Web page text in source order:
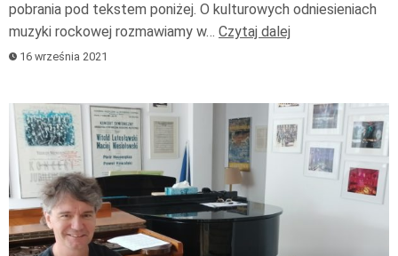
pobrania pod tekstem poniżej. O kulturowych odniesieniach
muzyki rockowej rozmawiamy w… Czytaj dalej
16 września 2021
Odtwarzacz
plików
dźwiękowych